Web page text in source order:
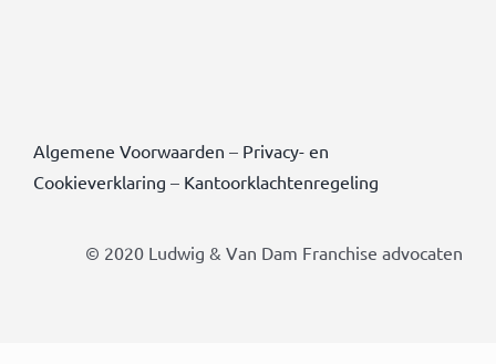
Algemene Voorwaarden – Privacy- en
Cookieverklaring – Kantoorklachtenregeling
© 2020 Ludwig & Van Dam Franchise advocaten